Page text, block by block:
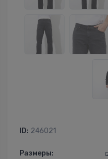
ID: 246021
Размеры: